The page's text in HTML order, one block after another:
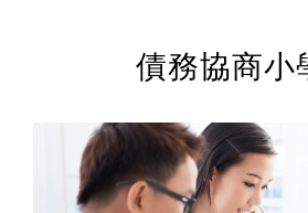
債務協商小